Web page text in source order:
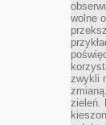
wolne
zwykli
zieleń.